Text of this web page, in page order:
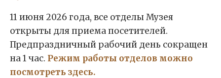
11 июня 2026 года, все отделы Музея
открыты для приема посетителей.
Предпраздничный рабочий день сокращен
на 1 час. Режим работы отделов можно
посмотреть здесь.